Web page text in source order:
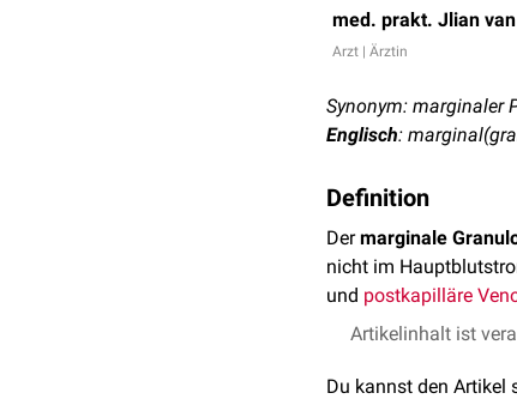
med. prakt. Jlian
Arzt | Ärztin
Synonym: marginaler
Englisch:
Definition
Dermarginale
nicht im
und postkapilläre
Artikelinhalt ist
Du kannst den Artikel